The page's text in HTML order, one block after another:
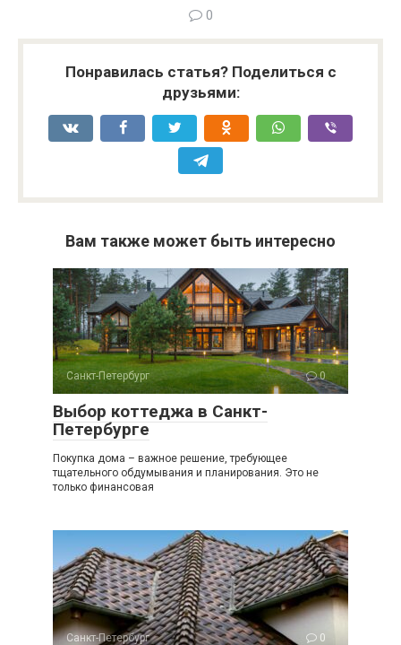
0
Понравилась статья? Поделиться с
друзьями:
Вам также может быть интересно
Санкт-Петербург 0
Выбор коттеджа в Санкт-
Петербурге
Покупка дома – важное решение, требующее
тщательного обдумывания и планирования. Это не
только финансовая
Санкт-Петербург 0